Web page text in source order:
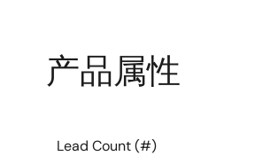
产品属性
Lead Count (#)